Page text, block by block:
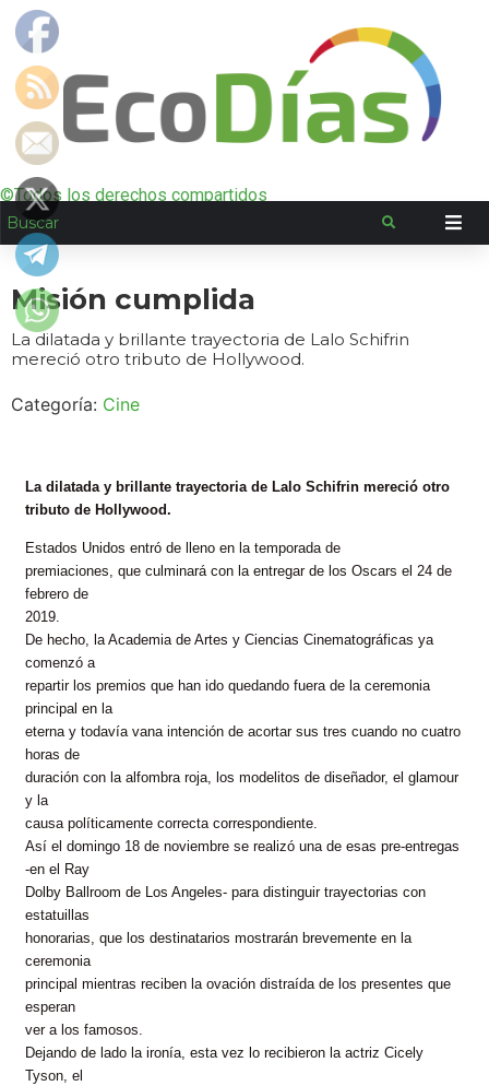
©Todos los derechos compartidos
Misión cumplida
La dilatada y brillante trayectoria de Lalo Schifrin
mereció otro tributo de Hollywood.
Categoría: Cine
La dilatada y brillante trayectoria de Lalo Schifrin mereció otro
tributo de Hollywood.
Estados Unidos entró de lleno en la temporada de
premiaciones, que culminará con la entregar de los Oscars el 24 de
febrero de
2019.
De hecho, la Academia de Artes y Ciencias Cinematográficas ya
comenzó a
repartir los premios que han ido quedando fuera de la ceremonia
principal en la
eterna y todavía vana intención de acortar sus tres cuando no cuatro
horas de
duración con la alfombra roja, los modelitos de diseñador, el glamour
y la
causa políticamente correcta correspondiente.
Así el domingo 18 de noviembre se realizó una de esas pre-entregas
-en el Ray
Dolby Ballroom de Los Angeles- para distinguir trayectorias con
estatuillas
honorarias, que los destinatarios mostrarán brevemente en la
ceremonia
principal mientras reciben la ovación distraída de los presentes que
esperan
ver a los famosos.
Dejando de lado la ironía, esta vez lo recibieron la actriz Cicely
Tyson, el